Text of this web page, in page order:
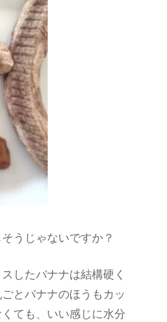
うじゃないですか？
したバナナは結構硬く
とバナナのほうもカッ
ても、いい感じに水分